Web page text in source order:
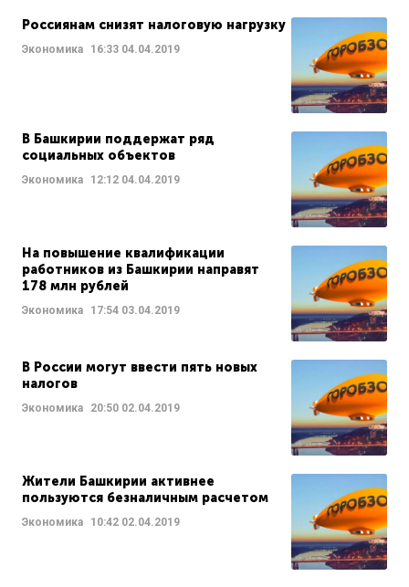
Россиянам снизят налоговую нагрузку
Экономика 16:33 04.04.2019
В Башкирии поддержат ряд
социальных объектов
Экономика 12:12 04.04.2019
На повышение квалификации
работников из Башкирии направят
178 млн рублей
Экономика 17:54 03.04.2019
В России могут ввести пять новых
налогов
Экономика 20:50 02.04.2019
Жители Башкирии активнее
пользуются безналичным расчетом
Экономика 10:42 02.04.2019